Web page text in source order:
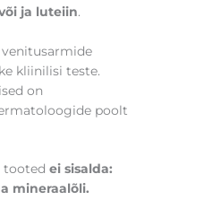
ja luteiin.
kliinilisi teste.
on
poolt
tooted ei sisalda:
mineraalõli.